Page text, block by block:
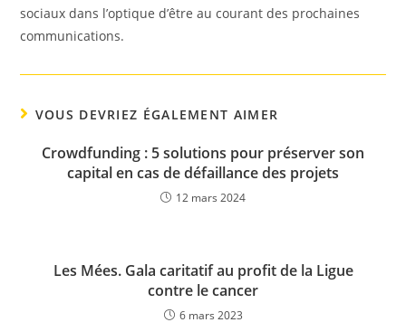
sociaux dans l’optique d’être au courant des prochaines
communications.
VOUS DEVRIEZ ÉGALEMENT AIMER
Crowdfunding : 5 solutions pour préserver son
capital en cas de défaillance des projets
12 mars 2024
Les Mées. Gala caritatif au profit de la Ligue
contre le cancer
6 mars 2023